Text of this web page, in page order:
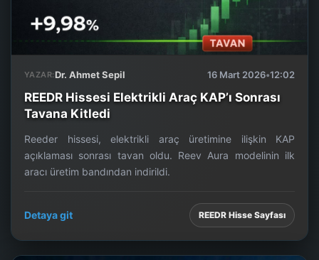
YAZAR:Dr. Ahmet Sepil 16 Mart 2026•12:02
REEDR Hissesi Elektrikli Araç KAP’ı Sonrası
Tavana Kitledi
Reeder hissesi, elektrikli araç üretimine ilişkin KAP
açıklaması sonrası tavan oldu. Reev Aura modelinin ilk
aracı üretim bandından indirildi.
Detaya git REEDR Hisse Sayfası